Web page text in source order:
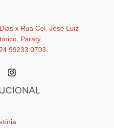
x Rua Cel. José Luiz
Paraty.
24 99233.0703